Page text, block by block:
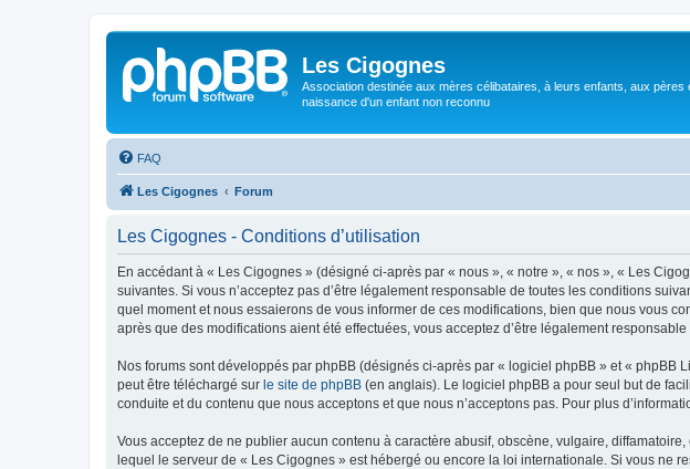
Les Cigognes
Association destinée aux mères célibataires, à leurs enfants, aux
naissance d'un enfant non reconnu
FAQ
Les Cigognes Forum
Les Cigognes - Conditions d’utilisation
En accédant à « Les Cigognes » (désigné ci-après par « nous », « notre », « nos », « Les
suivantes. Si vous n’acceptez pas d’être légalement responsable de toutes les conditions
quel moment et nous essaierons de vous informer de ces modifications, bien que nous vous
après que des modifications aient été effectuées, vous acceptez d’être légalement
Nos forums sont développés par phpBB (désignés ci-après par « logiciel phpBB » et « phpBB
peut être téléchargé sur le site de phpBB (en anglais). Le logiciel phpBB a pour seul but de
conduite et du contenu que nous acceptons et que nous n’acceptons pas. Pour plus
Vous acceptez de ne publier aucun contenu à caractère abusif, obscène, vulgaire,
lequel le serveur de « Les Cigognes » est hébergé ou encore la loi internationale. Si vous ne